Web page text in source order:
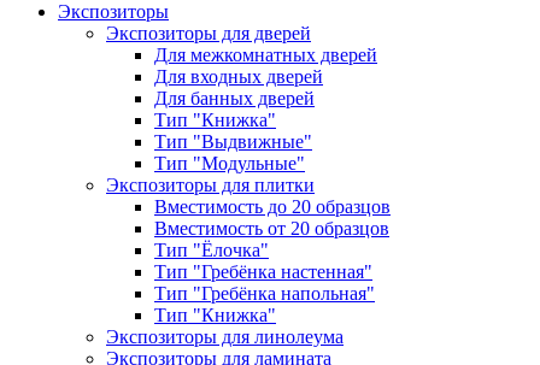
Экспозиторы
Экспозиторы для дверей
Для межкомнатных дверей
Для входных дверей
Для банных дверей
Тип "Книжка"
Тип "Выдвижные"
Тип "Модульные"
Экспозиторы для плитки
Вместимость до 20 образцов
Вместимость от 20 образцов
Тип "Ёлочка"
Тип "Гребёнка настенная"
Тип "Гребёнка напольная"
Тип "Книжка"
Экспозиторы для линолеума
Экспозиторы для ламината